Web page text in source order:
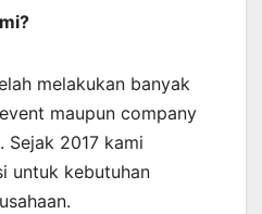
melakukan banyak
maupun company
Sejak 2017 kami
untuk kebutuhan